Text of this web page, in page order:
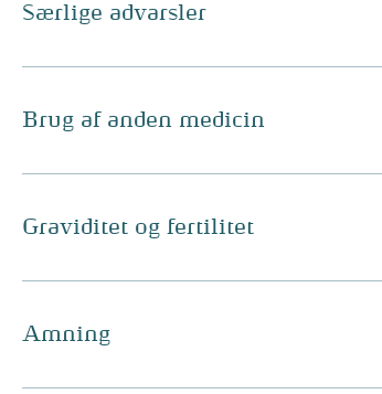
Særlige advarsler
Brug af anden medicin
Graviditet og fertilitet
Amning